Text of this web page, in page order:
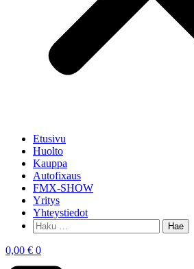
Etusivu
Huolto
Kauppa
Autofixaus
FMX-SHOW
Yritys
Yhteystiedot
0,00 € 0